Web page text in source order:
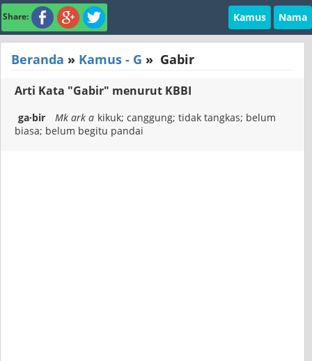
Share: Kamus Nama
Beranda » Kamus - G » Gabir
Arti Kata "Gabir" menurut KBBI
ga·bir Mk ark a kikuk; canggung; tidak tangkas; belum
biasa; belum begitu pandai